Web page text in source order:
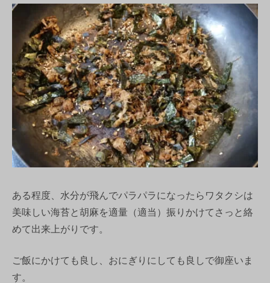
ある程度、水分が飛んでパラパラになったらワタクシは
美味しい海苔と胡麻を適量（適当）振りかけてさっと絡
めて出来上がりです。
ご飯にかけても良し、おにぎりにしても良しで御座いま
す。